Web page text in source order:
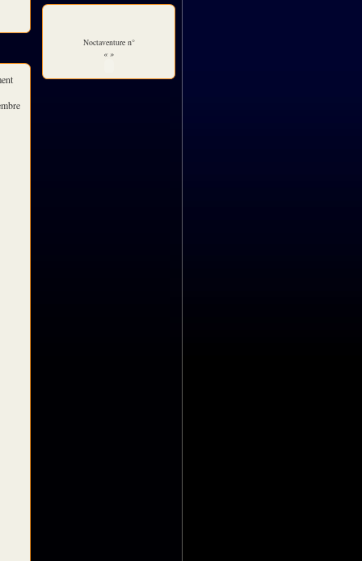
Noctaventure n°
« »